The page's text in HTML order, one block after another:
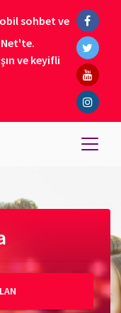
sohbet ve
ve keyifli